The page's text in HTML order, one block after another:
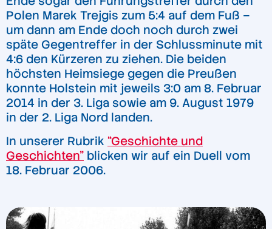
Polen Marek Trejgis zum 5:4 auf dem Fuß –
um dann am Ende doch noch durch zwei
späte Gegentreffer in der Schlussminute mit
4:6 den Kürzeren zu ziehen. Die beiden
höchsten Heimsiege gegen die Preußen
konnte Holstein mit jeweils 3:0 am 8. Februar
2014 in der 3. Liga sowie am 9. August 1979
in der 2. Liga Nord landen.
In unserer Rubrik “Geschichte und
Geschichten” blicken wir auf ein Duell vom
18. Februar 2006.